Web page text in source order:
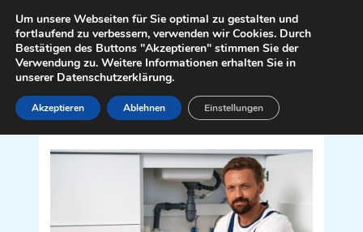
Inhalt
springen
Sanitär Installateur für Hinzenbach
Um unsere Webseiten für Sie optimal zu gestalten und
fortlaufend zu verbessern, verwenden wir Cookies. Durch
Bestätigen des Buttons "Akzeptieren" stimmen Sie der
Verwendung zu. Weitere Informationen erhalten Sie in
unserer Datenschutzerklärung.
Akzeptieren Ablehnen Einstellungen